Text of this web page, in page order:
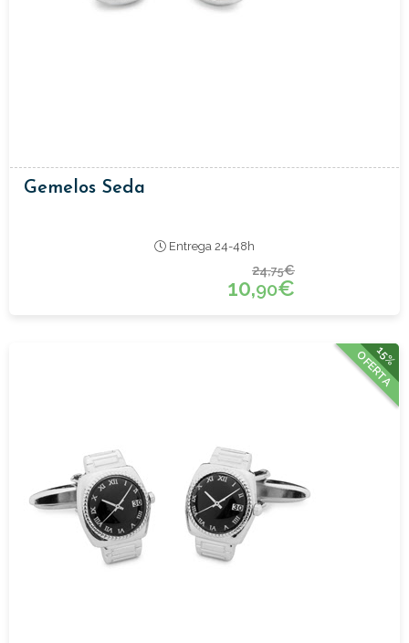
Gemelos Seda
Entrega 24-48h
24,75€
10,90€
15%
OFERTA